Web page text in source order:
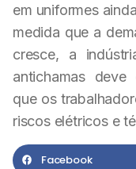
em uniformes
medida que a
cresce, a
antichamas
que os
riscos elétricos e
Facebook